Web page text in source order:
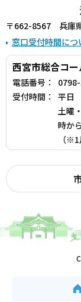
〒662-8567 兵庫
窓口受付時間につ
西宮市総合コ
電話番号：
受付時間：
平日
土曜
時か
（